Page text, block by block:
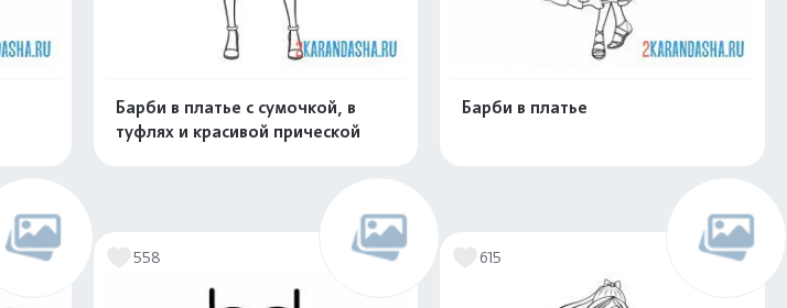
Барби в платье с сумочкой, в
туфлях и красивой прической
Барби в платье
558 615